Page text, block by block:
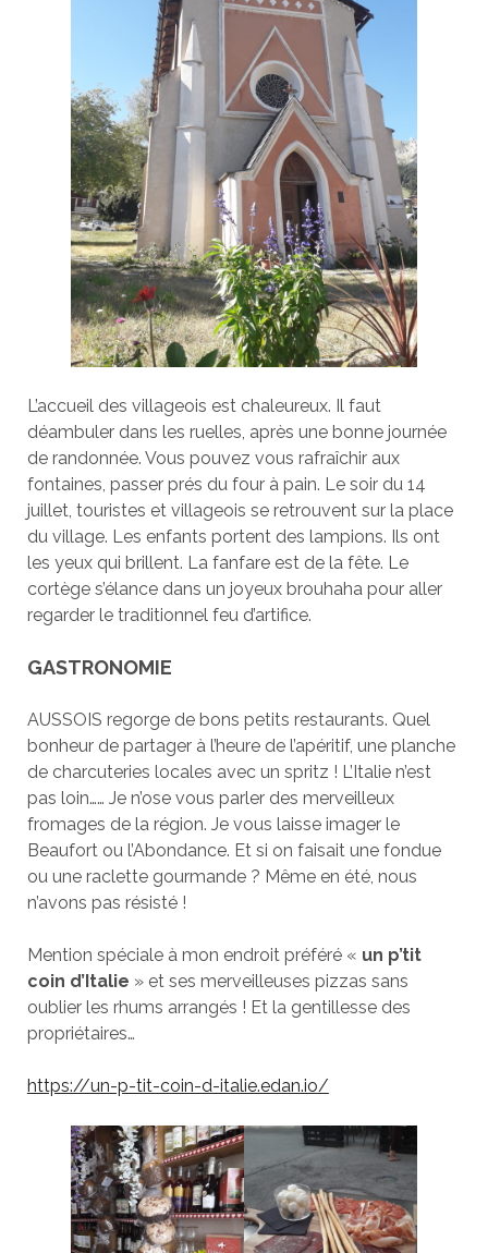
L’accueil des villageois est chaleureux. Il faut
déambuler dans les ruelles, après une bonne journée
de randonnée. Vous pouvez vous rafraîchir aux
fontaines, passer prés du four à pain. Le soir du 14
juillet, touristes et villageois se retrouvent sur la place
du village. Les enfants portent des lampions. Ils ont
les yeux qui brillent. La fanfare est de la fête. Le
cortège s’élance dans un joyeux brouhaha pour aller
regarder le traditionnel feu d’artifice.
GASTRONOMIE
AUSSOIS regorge de bons petits restaurants. Quel
bonheur de partager à l’heure de l’apéritif, une planche
de charcuteries locales avec un spritz ! L’Italie n’est
pas loin…… Je n’ose vous parler des merveilleux
fromages de la région. Je vous laisse imager le
Beaufort ou l’Abondance. Et si on faisait une fondue
ou une raclette gourmande ? Même en été, nous
n’avons pas résisté !
Mention spéciale à mon endroit préféré « un p’tit
coin d’Italie » et ses merveilleuses pizzas sans
oublier les rhums arrangés ! Et la gentillesse des
propriétaires…
https://un-p-tit-coin-d-italie.edan.io/